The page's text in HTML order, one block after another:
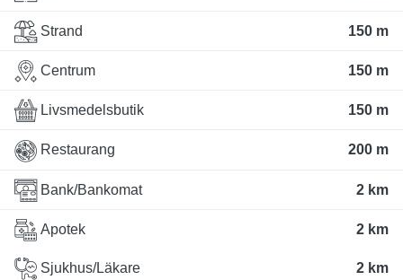
Strand 150 m
Centrum 150 m
Livsmedelsbutik 150 m
Restaurang 200 m
Bank/Bankomat 2 km
Apotek 2 km
Sjukhus/Läkare 2 km